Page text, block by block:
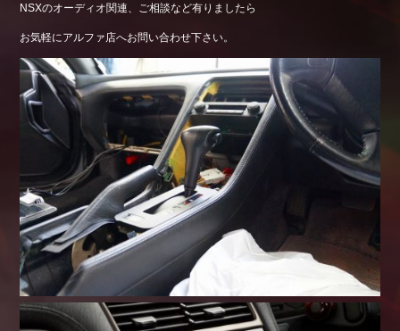
NSXのオーディオ関連、ご相談など有りましたら
お気軽にアルファ店へお問い合わせ下さい。